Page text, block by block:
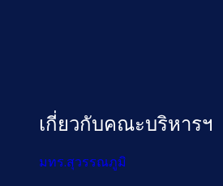
เกี่ยวกับคณะบริหารฯ
มทร.สุวรรณภูมิ